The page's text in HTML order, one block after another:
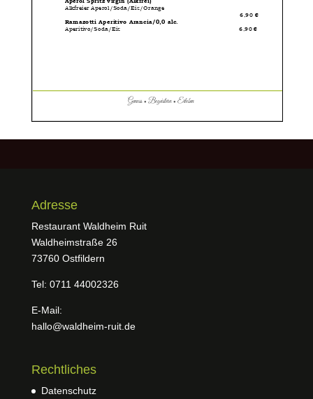
Adresse
Restaurant Waldheim Ruit
Waldheimstraße 26
73760 Ostfildern
Tel: 0711 44002326
E-Mail:
hallo@waldheim-ruit.de
Rechtliches
Datenschutz